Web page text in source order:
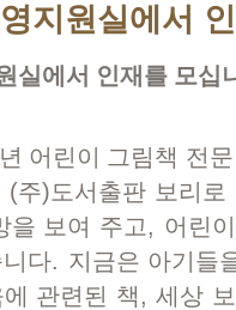
지원실에서
실에서 인재를 모십
년 어린이 그림책 전
(주)도서출판 보리
을 보여 주고 , 어린
다. 지금은 아기들
에 관련된 책 ,세상